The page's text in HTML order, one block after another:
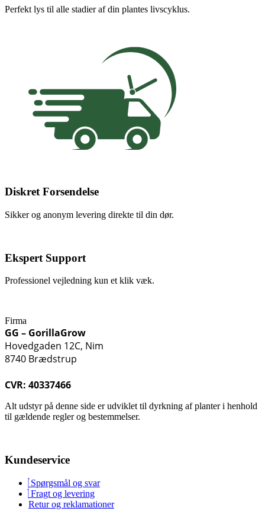
Perfekt lys til alle stadier af din plantes livscyklus.
Diskret Forsendelse
Sikker og anonym levering direkte til din dør.
Ekspert Support
Professionel vejledning kun et klik væk.
Firma
GG – GorillaGrow
Hovedgaden 12C, Nim
8740 Brædstrup
CVR: 40337466
Alt udstyr på denne side er udviklet til dyrkning af planter i henhold
til gældende regler og bestemmelser.
Kundeservice
Spørgsmål og svar
Fragt og levering
Retur og reklamationer